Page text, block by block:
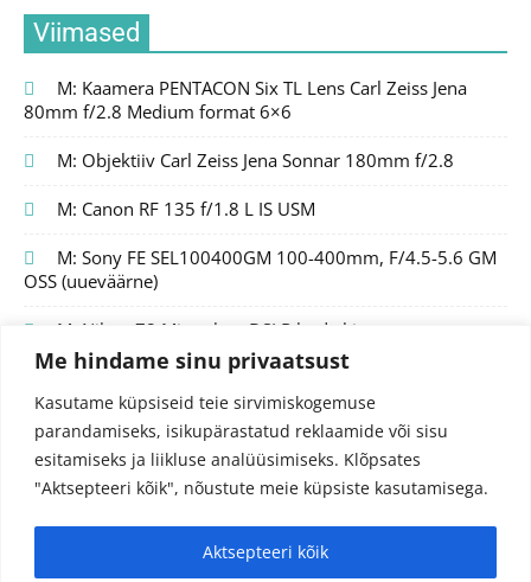
Me hindame sinu privaatsust
Kasutame küpsiseid teie sirvimiskogemuse
parandamiseks, isikupärastatud reklaamide või sisu
esitamiseks ja liikluse analüüsimiseks. Klõpsates
"Aktsepteeri kõik", nõustute meie küpsiste kasutamisega.
Aktsepteeri kõik
Viimased
M: Kaamera PENTACON Six TL Lens Carl Zeiss Jena
80mm f/2.8 Medium format 6×6
M: Objektiiv Carl Zeiss Jena Sonnar 180mm f/2.8
M: Canon RF 135 f/1.8 L IS USM
M: Sony FE SEL100400GM 100-400mm, F/4.5-5.6 GM
OSS (uueväärne)
M: Nikon Z8 Mirrorless DSLR body kit
© 2024 Fotojutud OÜ